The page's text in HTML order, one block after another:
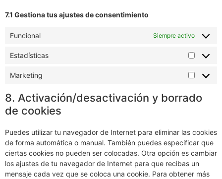
7.1 Gestiona tus ajustes de consentimiento
Funcional Siempre activo
Estadísticas
Marketing
8. Activación/desactivación y borrado
de cookies
Puedes utilizar tu navegador de Internet para eliminar las cookies
de forma automática o manual. También puedes especificar que
ciertas cookies no pueden ser colocadas. Otra opción es cambiar
los ajustes de tu navegador de Internet para que recibas un
mensaje cada vez que se coloca una cookie. Para obtener más